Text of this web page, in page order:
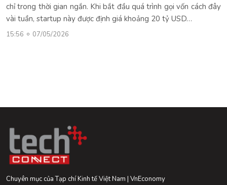
chỉ trong thời gian ngắn. Khi bắt đầu quá trình gọi vốn cách đây
vài tuần, startup này được định giá khoảng 20 tỷ USD…
15:56 07/05/2026
Chuyên mục của Tạp chí Kinh tế Việt Nam | VnEconomy